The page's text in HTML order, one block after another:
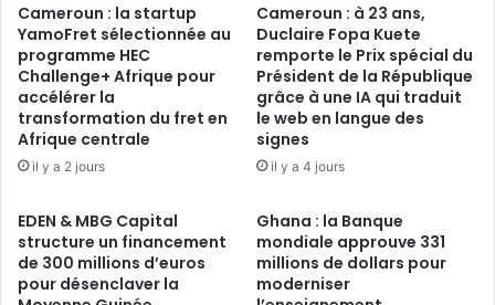
Cameroun : la startup
YamoFret sélectionnée au
programme HEC
Challenge+ Afrique pour
accélérer la
transformation du fret en
Afrique centrale
il y a 2 jours
Cameroun : à 23 ans,
Duclaire Fopa Kuete
remporte le Prix spécial du
Président de la République
grâce à une IA qui traduit
le web en langue des
signes
il y a 4 jours
EDEN & MBG Capital
structure un financement
de 300 millions d’euros
pour désenclaver la
Ghana : la Banque
mondiale approuve 331
millions de dollars pour
moderniser